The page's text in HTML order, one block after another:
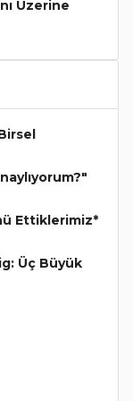
Üzerine
Ettiklerimiz*
Üç Büyük